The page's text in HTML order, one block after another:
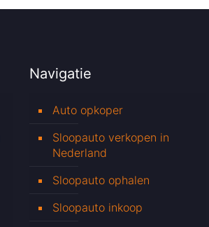
Navigatie
Auto opkoper
Sloopauto verkopen in
Nederland
Sloopauto ophalen
Sloopauto inkoop